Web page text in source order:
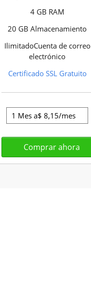
4 GB RAM
20 GB Almacenamiento
IlimitadoCuenta de correo
electrónico
Certificado SSL Gratuito